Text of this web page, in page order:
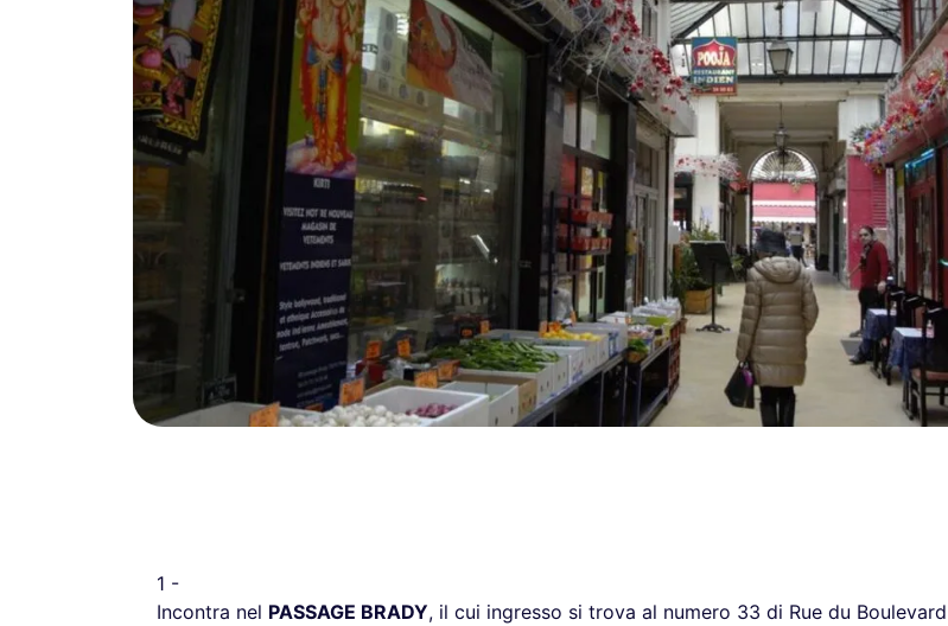
1 -
Incontra nel PASSAGE BRADY, il cui ingresso si trova al numero 33 di Rue du Boulevard